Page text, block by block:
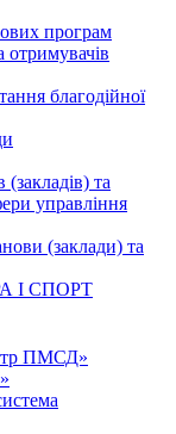
програм
отримувачів
благодійної
та
управління
(заклади) та
І СПОРТ
ПМСД»